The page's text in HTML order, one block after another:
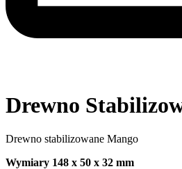
Drewno
Drewno stabilizowane Mango
Wymiary 148 x 50 x 32 mm